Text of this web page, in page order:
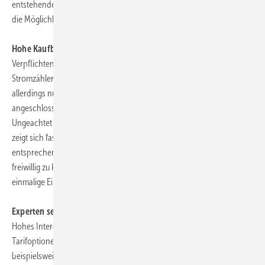
entstehende Transparenz des tatsächlichen Stromverbrauchs sowie
die Möglichkeiten der unmittelbaren persönlichen Kostenkontrolle.
Hohe Kaufbereitschaft
Verpflichtend für die Netzbetreiber wird der Einbau der neuen
Stromzähler gemäß Energiewirtschaftsgesetz ab dem 1. Januar 2010 -
allerdings nur in Gebäuden, die neu an das Versorgungsnetz
angeschlossen werden oder grundlegend saniert werden.
Ungeachtet der weiteren Entwicklung der gesetzlichen Bestimmungen
zeigt sich fast die Hälfte der Bundesbürger (46%) prinzipiell bereit, bei
entsprechender Verfügbarkeit einen intelligenten Stromzähler
freiwillig zu kaufen oder zu mieten - vorausgesetzt der Preis für die
einmalige Einrichtung bzw. die monatliche Grundgebühr stimmt.
Experten sehen Einsparpotenzial von 10%
Hohes Interesse erzeugen bei den Verbrauchern auch neue
Tarifoptionen, die durch Smart Metering erst ermöglicht werden,
beispielsweise das Angebot zur Nutzung günstigeren Stroms an